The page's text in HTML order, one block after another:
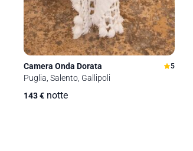
Camera Onda Dorata 5
Puglia, Salento, Gallipoli
143€ notte